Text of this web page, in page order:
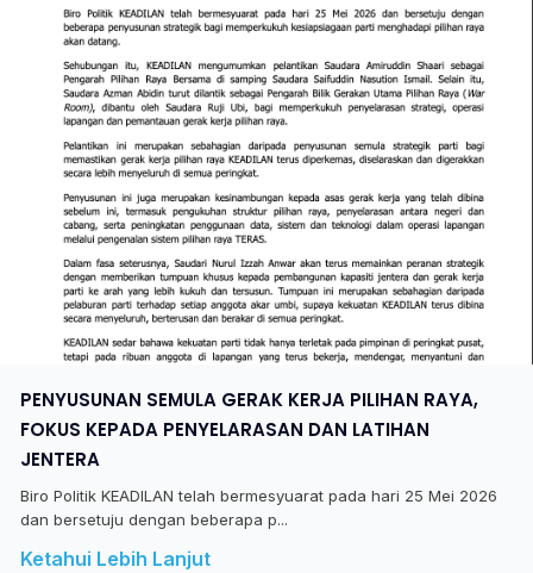
PENYUSUNAN SEMULA GERAK KERJA PILIHAN RAYA,
FOKUS KEPADA PENYELARASAN DAN LATIHAN
JENTERA
Biro Politik KEADILAN telah bermesyuarat pada hari 25 Mei 2026
dan bersetuju dengan beberapa p...
Ketahui Lebih Lanjut